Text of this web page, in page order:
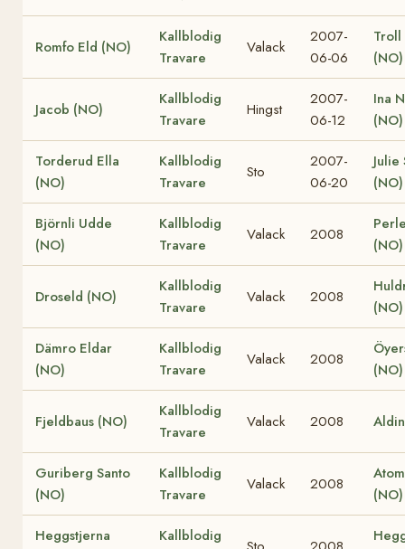
Romfo Eld (NO)
Kallblodig
Travare
Valack
2007-
06-06
Troll
(NO)
Jacob (NO)
Kallblodig
Travare
Hingst
2007-
06-12
Ina
(NO)
Torderud Ella
(NO)
Kallblodig
Travare
Sto
2007-
06-20
Julie
(NO)
Björnli Udde
(NO)
Kallblodig
Travare
Valack 2008
(NO)
Droseld (NO)
Kallblodig
Travare
Valack 2008
(NO)
Dämro Eldar
(NO)
Kallblodig
Travare
Valack 2008
(NO)
Fjeldbaus (NO)
Kallblodig
Travare
Valack 2008
Guriberg Santo
(NO)
Kallblodig
Travare
Valack 2008
(NO)
Heggstjerna
Kallblodig